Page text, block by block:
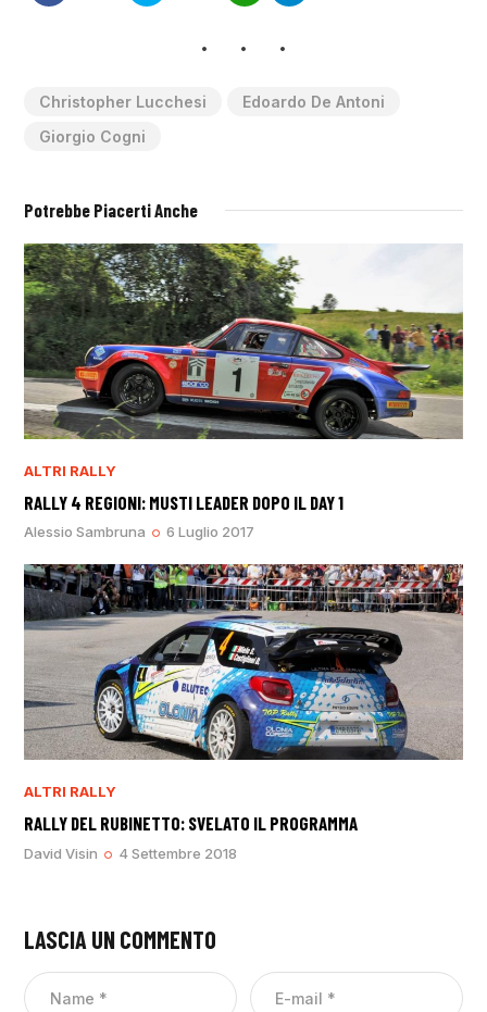
Christopher Lucchesi
Edoardo De Antoni
Giorgio Cogni
Potrebbe Piacerti Anche
ALTRI RALLY
RALLY 4 REGIONI: MUSTI LEADER DOPO IL DAY 1
Alessio Sambruna 6 Luglio 2017
ALTRI RALLY
RALLY DEL RUBINETTO: SVELATO IL PROGRAMMA
David Visin 4 Settembre 2018
LASCIA UN COMMENTO